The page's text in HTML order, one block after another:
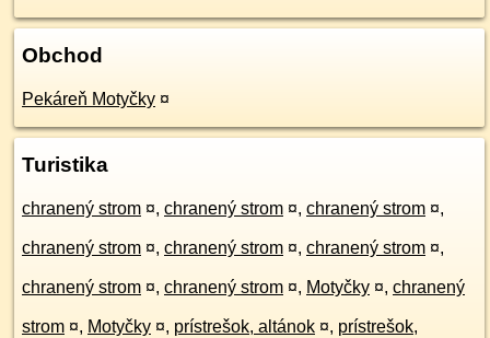
Obchod
Pekáreň Motyčky ¤
Turistika
chranený strom ¤, chranený strom ¤, chranený strom ¤,
chranený strom ¤, chranený strom ¤, chranený strom ¤,
chranený strom ¤, chranený strom ¤, Motyčky ¤, chranený
strom ¤, Motyčky ¤, prístrešok, altánok ¤, prístrešok,